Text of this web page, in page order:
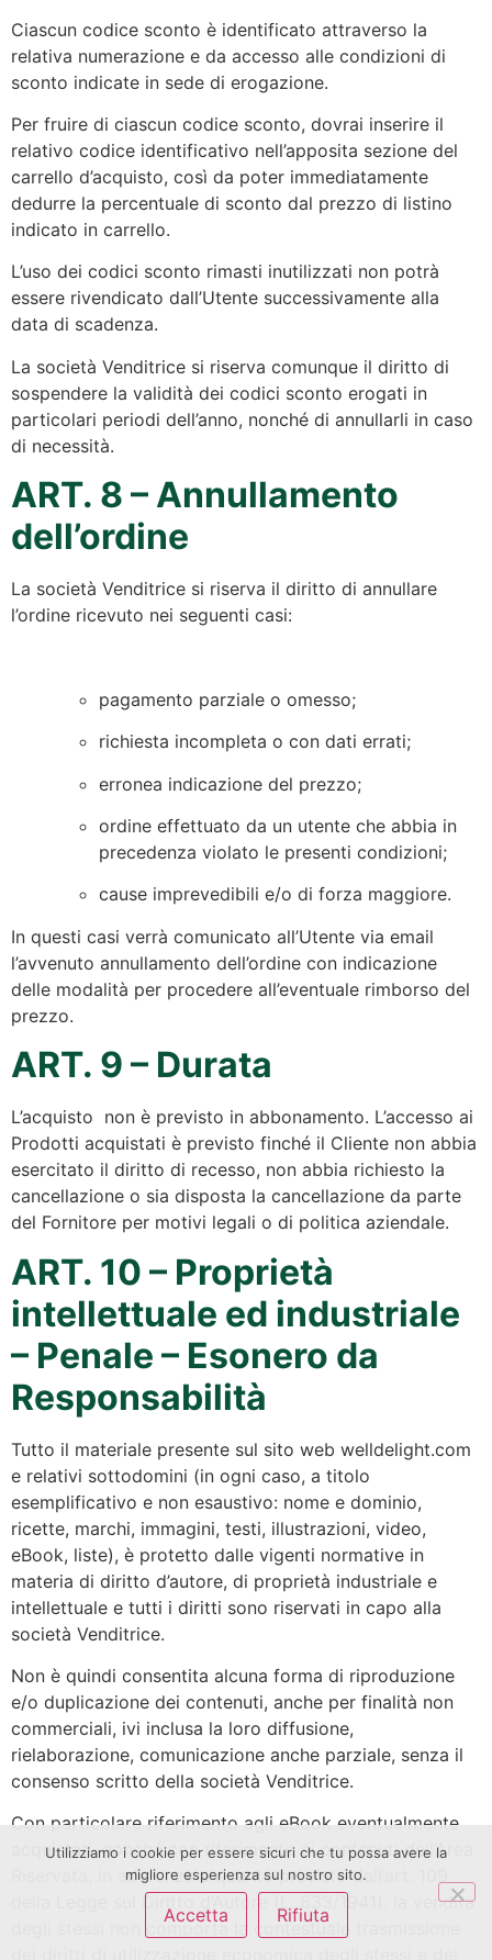
Ciascun codice sconto è identificato attraverso la
relativa numerazione e da accesso alle condizioni di
sconto indicate in sede di erogazione.
Per fruire di ciascun codice sconto, dovrai inserire il
relativo codice identificativo nell’apposita sezione del
carrello d’acquisto, così da poter immediatamente
dedurre la percentuale di sconto dal prezzo di listino
indicato in carrello.
L’uso dei codici sconto rimasti inutilizzati non potrà
essere rivendicato dall’Utente successivamente alla
data di scadenza.
La società Venditrice si riserva comunque il diritto di
sospendere la validità dei codici sconto erogati in
particolari periodi dell’anno, nonché di annullarli in caso
di necessità.
ART. 8 – Annullamento
dell’ordine
La società Venditrice si riserva il diritto di annullare
l’ordine ricevuto nei seguenti casi:
pagamento parziale o omesso;
richiesta incompleta o con dati errati;
erronea indicazione del prezzo;
ordine effettuato da un utente che abbia in
precedenza violato le presenti condizioni;
cause imprevedibili e/o di forza maggiore.
In questi casi verrà comunicato all’Utente via email
l’avvenuto annullamento dell’ordine con indicazione
delle modalità per procedere all’eventuale rimborso del
prezzo.
ART. 9 – Durata
L’acquisto non è previsto in abbonamento. L’accesso ai
Prodotti acquistati è previsto finché il Cliente non abbia
esercitato il diritto di recesso, non abbia richiesto la
cancellazione o sia disposta la cancellazione da parte
del Fornitore per motivi legali o di politica aziendale.
ART. 10 – Proprietà
intellettuale ed industriale
– Penale – Esonero da
Responsabilità
Tutto il materiale presente sul sito web welldelight.com
e relativi sottodomini (in ogni caso, a titolo
esemplificativo e non esaustivo: nome e dominio,
ricette, marchi, immagini, testi, illustrazioni, video,
eBook, liste), è protetto dalle vigenti normative in
materia di diritto d’autore, di proprietà industriale e
intellettuale e tutti i diritti sono riservati in capo alla
società Venditrice.
Non è quindi consentita alcuna forma di riproduzione
e/o duplicazione dei contenuti, anche per finalità non
commerciali, ivi inclusa la loro diffusione,
rielaborazione, comunicazione anche parziale, senza il
consenso scritto della società Venditrice.
Con particolare riferimento agli eBook eventualmente
acquistati, nonché con riferimento ai contenuti dell’Area
Riservata, in aderenza a quanto previsto dall’art. 109
della Legge sul Diritto d’Autore (L. 633/1941), la vendita
degli stessi non comporta la contestuale trasmissione
Utilizziamo i cookie per essere sicuri che tu possa avere la
migliore esperienza sul nostro sito.
Accetta Rifiuta